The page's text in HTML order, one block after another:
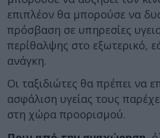
επιπλέον θα μπορούσε να
πρόσβαση σε υπηρεσίες
περίθαλψης στο εξωτερικό,
ανάγκη.
Οι ταξιδιώτες θα πρέπει να
ασφάλιση υγείας τους
στη χώρα προορισμού.